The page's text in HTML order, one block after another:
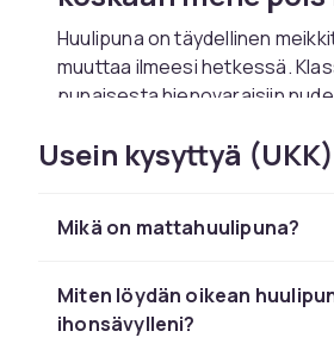
Huulipuna on täydellinen
muuttaa ilmeesi hetkessä.
punaisesta hienovaraisiin
löydät laajan valikoiman
brändeiltä mattaisista
toimitetaan nopeasti ja
Matta, kermainen
mikä viimeistely
Usein kysyttyä (UKK)
Mikä on mattahuulipuna?
Miten löydän oikean
ihonsävylleni?